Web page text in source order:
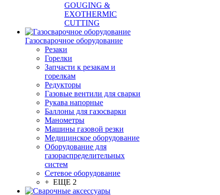
GOUGING &
EXOTHERMIC
CUTTING
Газосварочное оборудование
Резаки
Горелки
Запчасти к резакам и
горелкам
Редукторы
Газовые вентили для сварки
Рукава напорные
Баллоны для газосварки
Манометры
Машины газовой резки
Медицинское оборудование
Оборудование для
газораспределительных
систем
Сетевое оборудование
+ ЕЩЕ 2